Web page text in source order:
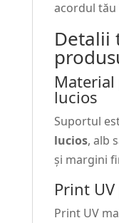
acordul tău
Detalii
lucios
Suportul
lucios, alb
și margini
Print
Print UV